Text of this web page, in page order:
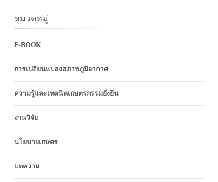
หมวดหมู่
E-BOOK
การเปลี่ยนแปลงสภาพภูมิอากาศ
ความรู้และเทคนิคเกษตรกรรมยั่งยืน
งานวิจัย
นโยบายเกษตร
บทความ